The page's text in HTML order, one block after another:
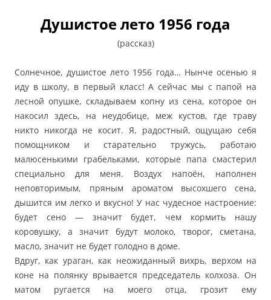
Душистое лето 1956 года
(рассказ)
Солнечное, душистое лето 1956 года… Нынче осенью я
иду в школу, в первый класс! А сейчас мы с папой на
лесной опушке, складываем копну из сена, которое он
накосил здесь, на неудобице, меж кустов, где траву
никто никогда не косит. Я, радостный, ощущаю себя
помощником и старательно тружусь, работаю
малюсенькими грабельками, которые папа смастерил
специально для меня. Воздух напоён, наполнен
неповторимым, пряным ароматом высохшего сена,
дышится им легко и вкусно! У нас чудесное настроение:
будет сено — значит будет, чем кормить нашу
коровушку, а значит будут молоко, творог, сметана,
масло, значит не будет голодно в доме.
Вдруг, как ураган, как неожиданный вихрь, верхом на
коне на полянку врывается председатель колхоза. Он
матом ругается на моего отца, грозит ему